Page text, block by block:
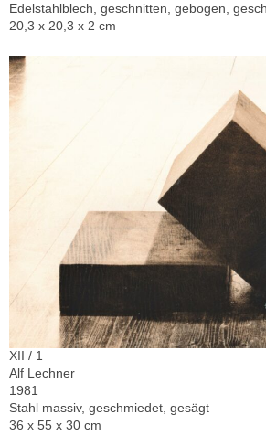
Edelstahlblech, geschnitten, gebogen,
20,3 x 20,3 x 2 cm
XII / 1
Alf Lechner
1981
Stahl massiv, geschmiedet, gesägt
36 x 55 x 30 cm